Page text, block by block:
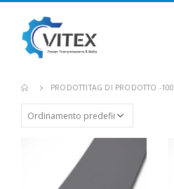
PRODOTTITAG DI PRODOTTO -100